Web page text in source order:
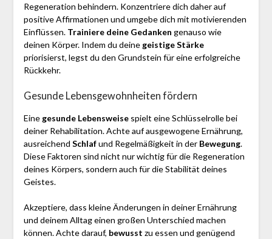
Regeneration behindern. Konzentriere dich daher auf
positive Affirmationen und umgebe dich mit motivierenden
Einflüssen. Trainiere deine Gedanken genauso wie
deinen Körper. Indem du deine geistige Stärke
priorisierst, legst du den Grundstein für eine erfolgreiche
Rückkehr.
Gesunde Lebensgewohnheiten fördern
Eine gesunde Lebensweisespielt eine Schlüsselrolle bei
deiner Rehabilitation. Achte auf ausgewogene Ernährung,
ausreichend Schlafund Regelmäßigkeit in der Bewegung.
Diese Faktoren sind nicht nur wichtig für die Regeneration
deines Körpers, sondern auch für die Stabilität deines
Geistes.
Akzeptiere, dass kleine Änderungen in deiner Ernährung
und deinem Alltag einen großen Unterschied machen
können. Achte darauf, bewusst zu essen und genügend